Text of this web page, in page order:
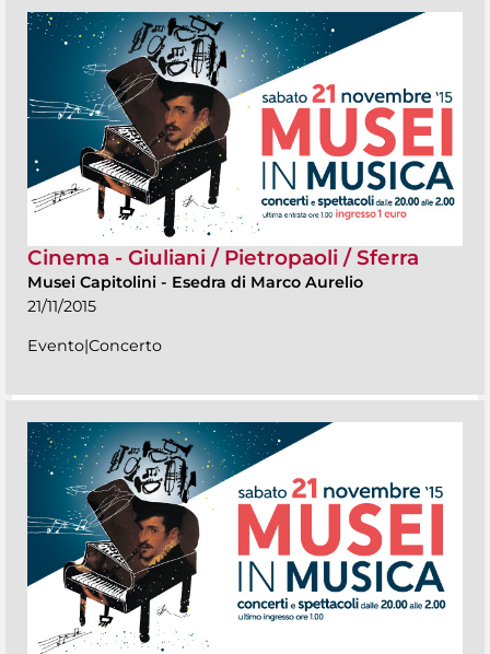
Cinema - Giuliani / Pietropaoli / Sferra
Musei Capitolini - Esedra di Marco Aurelio
21/11/2015
Evento|Concerto